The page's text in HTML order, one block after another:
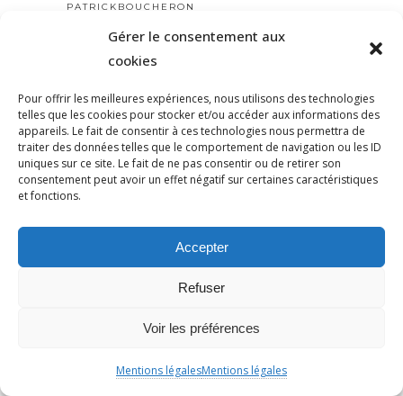
Gérer le consentement aux
cookies
Pour offrir les meilleures expériences, nous utilisons des technologies
telles que les cookies pour stocker et/ou accéder aux informations des
appareils. Le fait de consentir à ces technologies nous permettra de
traiter des données telles que le comportement de navigation ou les ID
uniques sur ce site. Le fait de ne pas consentir ou de retirer son
consentement peut avoir un effet négatif sur certaines caractéristiques
et fonctions.
Accepter
Refuser
Voir les préférences
Mentions légalesMentions légales
PATRICKBOUCHERON
PÉDAGOGIE
PEINEDEMORT
PERROS-GUIRREC
PETAIN
PÉTITION
PÉTITIONYADAN
PHILIPPE MARLIÈRE